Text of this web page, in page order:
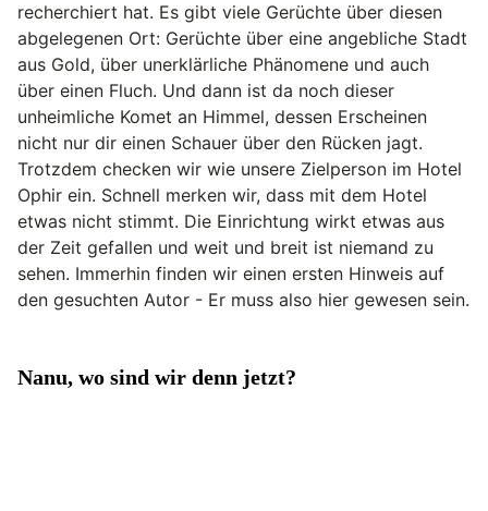
recherchiert hat. Es gibt viele Gerüchte über diesen
abgelegenen Ort: Gerüchte über eine angebliche Stadt
aus Gold, über unerklärliche Phänomene und auch
über einen Fluch. Und dann ist da noch dieser
unheimliche Komet an Himmel, dessen Erscheinen
nicht nur dir einen Schauer über den Rücken jagt.
Trotzdem checken wir wie unsere Zielperson im Hotel
Ophir ein. Schnell merken wir, dass mit dem Hotel
etwas nicht stimmt. Die Einrichtung wirkt etwas aus
der Zeit gefallen und weit und breit ist niemand zu
sehen. Immerhin finden wir einen ersten Hinweis auf
den gesuchten Autor - Er muss also hier gewesen sein.
Nanu, wo sind wir denn jetzt?